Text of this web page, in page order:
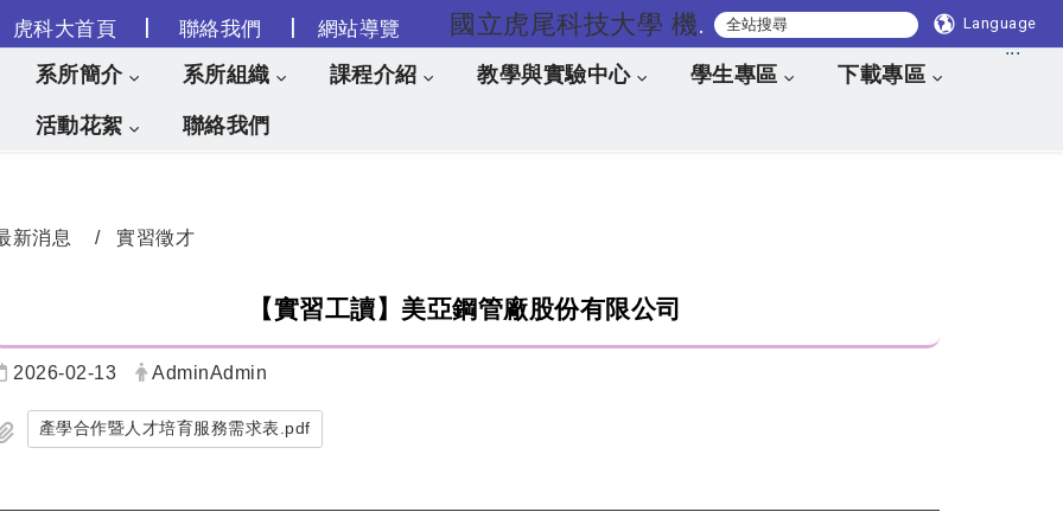
虎科大首頁 | 聯絡我們 | 網站導覽 國立虎尾科技大學 機械與電腦輔助工程系 Language
跳到主要內容
:::
系所簡介 系所組織 課程介紹 教學與實驗中心 學生專區 下載專區
活動花絮 聯絡我們
新消息 實習徵才
【實習工讀】美亞鋼管廠股份有限公司
2026-02-13 AdminAdmin
產學合作暨人才培育服務需求表.pdf